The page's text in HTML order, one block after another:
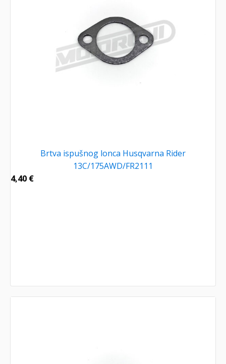
Brtva ispušnog lonca Husqvarna Rider
13C/175AWD/FR2111
4,40 €